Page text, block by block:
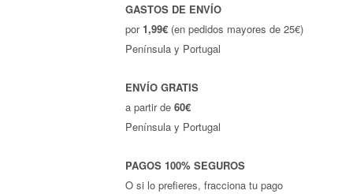
GASTOS DE ENVÍO
por 1,99€ (en pedidos mayores de 25€)
Península y Portugal
ENVÍO GRATIS
a partir de60€
Península y Portugal
PAGOS 100% SEGUROS
O si lo prefieres, fracciona tu pago